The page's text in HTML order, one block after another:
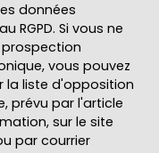
données
RGPD. Si vous ne
vous pouvez
la liste d'opposition
prévu par l'article
sur le site
par courrier